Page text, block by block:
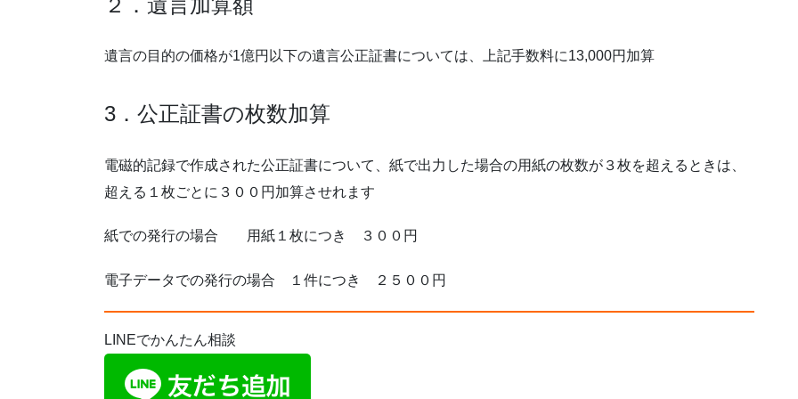
遺言の目的の価格が1億円以下の遺言公正証書については、上記手数料に13,000円加算
3．公正証書の枚数加算
電磁的記録で作成された公正証書について、紙で出力した場合の用紙の枚数が３枚を超えるときは、
超える１枚ごとに３００円加算させれます
紙での発行の場合 用紙１枚につき ３００円
電子データでの発行の場合 １件につき ２５００円
LINEでかんたん相談